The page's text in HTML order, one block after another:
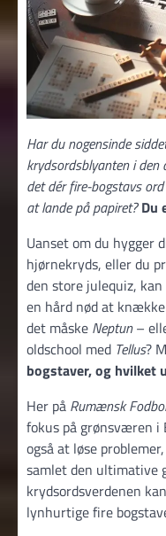
Har du nogensinde
krydsords­blyanten i den
det dér fire-bogstavs
at lande på papiret? Du
Uanset om du hygger
hjørnekryds, eller du
den store julequiz,
en hård nød at
det måske Neptun–
oldschool med Tellus?
bogstaver, og hvilket
Her på Rumænsk
fokus på grønsværen i
også at løse problemer,
samlet den ultimative
krydsords­verdenen
lynhurtige fire